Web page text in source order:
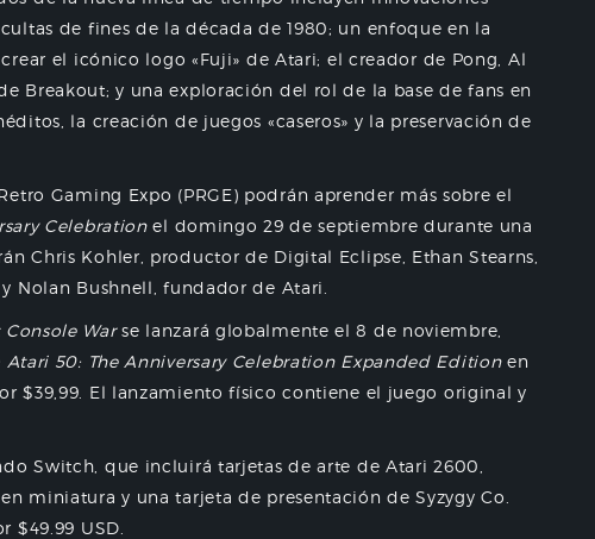
de fines de la década de 1980; un enfoque en la
el icónico logo «Fuji» de Atari; el creador de Pong, Al
Breakout; y una exploración del rol de la base de fans en
la creación de juegos «caseros» y la preservación de
Gaming Expo (PRGE) podrán aprender más sobre el
Celebrationel domingo 29 de septiembre durante una
Chris Kohler, productor de Digital Eclipse, Ethan Stearns,
Nolan Bushnell, fundador de Atari.
Console Warse lanzará globalmente el 8 de noviembre,
Atari 50: The Anniversary Celebration Expanded Editionen
$39,99. El lanzamiento físico contiene el juego original y
Switch, que incluirá tarjetas de arte de Atari 2600,
miniatura y una tarjeta de presentación de Syzygy Co.
$49.99 USD.